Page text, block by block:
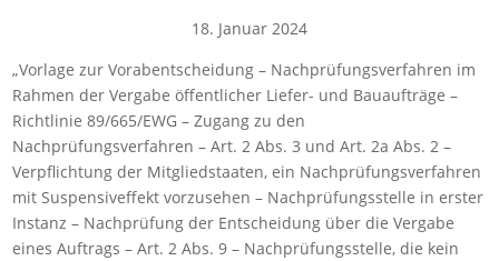
18. Januar 2024
„Vorlage zur Vorabentscheidung – Nachprüfungsverfahren im
Rahmen der Vergabe öffentlicher Liefer- und Bauaufträge –
Richtlinie 89/665/EWG – Zugang zu den
Nachprüfungsverfahren – Art. 2 Abs. 3 und Art. 2a Abs. 2 –
Verpflichtung der Mitgliedstaaten, ein Nachprüfungsverfahren
mit Suspensiveffekt vorzusehen – Nachprüfungsstelle in erster
Instanz – Nachprüfung der Entscheidung über die Vergabe
eines Auftrags – Art. 2 Abs. 9 – Nachprüfungsstelle, die kein